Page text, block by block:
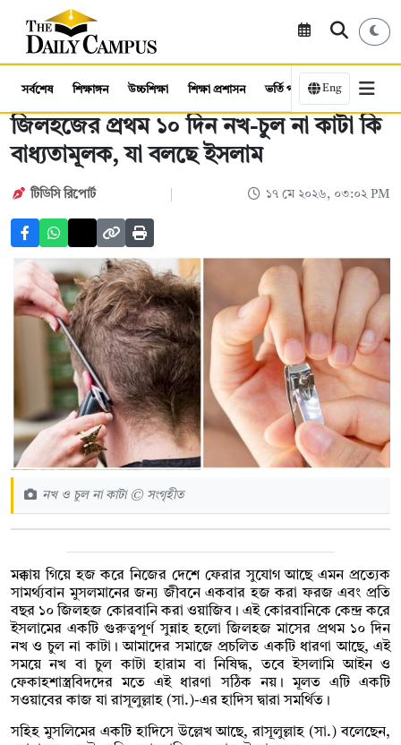
সর্বশেষ শিক্ষাঙ্গন উচ্চশিক্ষা শিক্ষা প্রশাসন ভর্তি পরীক্ষা কর্মসংস্থান
Eng
জিলহজের প্রথম ১০ দিন নখ-চুল না কাটা কি
বাধ্যতামূলক, যা বলছে ইসলাম
টিডিসি রিপোর্ট ১৭ মে ২০২৬, ০৩:০২ PM
নখ ও চুল না কাটা © সংগৃহীত
মক্কায় গিয়ে হজ করে নিজের দেশে ফেরার সুযোগ আছে এমন প্রত্যেক
সামর্থ্যবান মুসলমানের জন্য জীবনে একবার হজ করা ফরজ এবং প্রতি
বছর ১০ জিলহজ কোরবানি করা ওয়াজিব। এই কোরবানিকে কেন্দ্র করে
ইসলামের একটি গুরুত্বপূর্ণ সুন্নাহ হলো জিলহজ মাসের প্রথম ১০ দিন
নখ ও চুল না কাটা। আমাদের সমাজে প্রচলিত একটি ধারণা আছে, এই
সময়ে নখ বা চুল কাটা হারাম বা নিষিদ্ধ, তবে ইসলামি আইন ও
ফেকাহশাস্ত্রবিদদের মতে এই ধারণা সঠিক নয়। মূলত এটি একটি
সওয়াবের কাজ যা রাসূলুল্লাহ (সা.)-এর হাদিস দ্বারা সমর্থিত।
সহিহ মুসলিমের একটি হাদিসে উল্লেখ আছে, রাসূলুল্লাহ (সা.) বলেছেন,